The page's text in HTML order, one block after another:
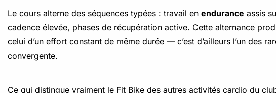
Le cours alterne des séquences typées : travail en endurance assis
cadence élevée, phases de récupération active. Cette alternance
celui d’un effort constant de même durée — c’est d’ailleurs l’un des
convergente.
Ce qui distingue vraiment le Fit Bike des autres activités cardio du